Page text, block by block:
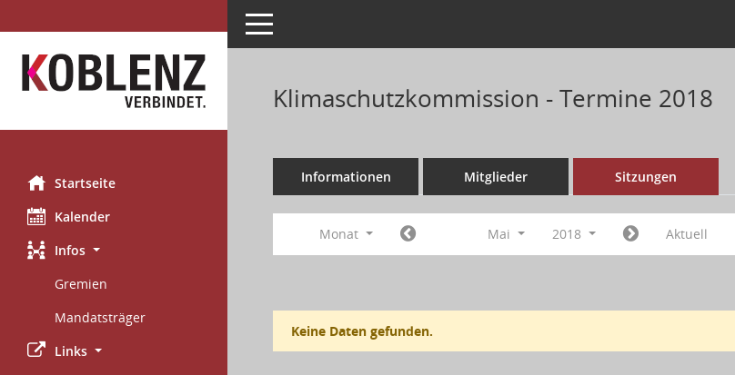
Startseite
Kalender
Infos
Gremien
Mandatsträger
Links
Toggle navigation
Klimaschutzkommission - Termine 2018
Informationen Mitglieder Sitzungen
Monat Mai 2018 Aktuell
Keine Daten gefunden.